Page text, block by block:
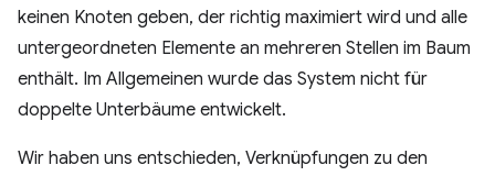
keinen Knoten geben, der richtig maximiert wird und alle
untergeordneten Elemente an mehreren Stellen im Baum
enthält. Im Allgemeinen wurde das System nicht für
doppelte Unterbäume entwickelt.
Wir haben uns entschieden, Verknüpfungen zu den